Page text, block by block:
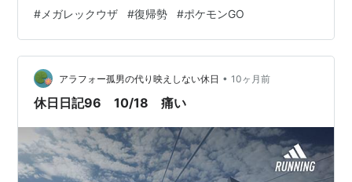
章：12戦の記録 開始からわずか数分で、川越の通りがレ
イド会場と化した。スマホを掲げる人、屋台の列でパス
を投げる人。お祭りのざわめきに混じって「GO！」の声
が響く。 自分もその中にいた。気づけば12戦。そのうち
4回は逃げられた。プレミアボールの軌跡が外れるたび
#メガレックウザ #復帰勢 #ポケモンGO
アラフォー孤男の代り映えしない休日 • 10ヶ月前
休日日記96 10/18 痛い